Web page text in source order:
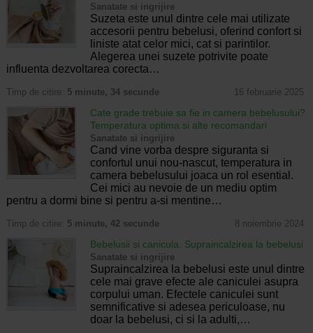
Sanatate si ingrijire
Suzeta este unul dintre cele mai utilizate
accesorii pentru bebelusi, oferind confort si
liniste atat celor mici, cat si parintilor.
Alegerea unei suzete potrivite poate
influenta dezvoltarea corecta…
Timp de citire: 5 minute, 34 secunde 16 februarie 2025
Cate grade trebuie sa fie in camera bebelusului?
Temperatura optima si alte recomandari
Sanatate si ingrijire
Cand vine vorba despre siguranta si
confortul unui nou-nascut, temperatura in
camera bebelusului joaca un rol esential.
Cei mici au nevoie de un mediu optim
pentru a dormi bine si pentru a-si mentine…
Timp de citire: 5 minute, 42 secunde 8 noiembrie 2024
Bebelusii si canicula. Supraincalzirea la bebelusi
Sanatate si ingrijire
Supraincalzirea la bebelusi este unul dintre
cele mai grave efecte ale caniculei asupra
corpului uman. Efectele caniculei sunt
semnificative si adesea periculoase, nu
doar la bebelusi, ci si la adulti,…